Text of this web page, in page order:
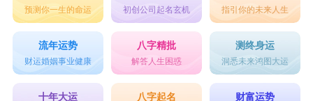
预测你一生的命运 初创公司起名玄机 指引你的未来人生
流年运势
财运婚姻事业健康
八字精批
解答人生困惑
测终身运
洞悉未来鸿图大运
十年大运 八字起名 财富运势